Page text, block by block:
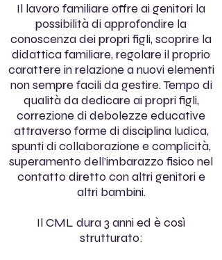
Il lavoro familiare offre ai genitori la
possibilità di approfondire la
conoscenza dei propri figli, scoprire la
didattica familiare, regolare il proprio
carattere in relazione a nuovi elementi
non sempre facili da gestire. Tempo di
qualità da dedicare ai propri figli,
correzione di debolezze educative
attraverso forme di disciplina ludica,
spunti di collaborazione e complicità,
superamento dell’imbarazzo fisico nel
contatto diretto con altri genitori e
altri bambini.
Il CML dura 3 anni ed è così
strutturato: